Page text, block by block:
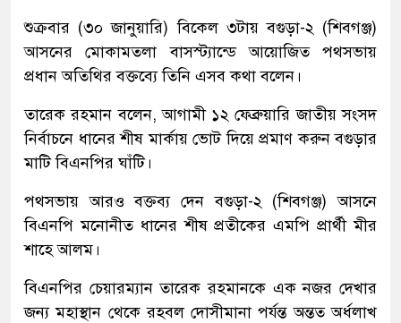
শুক্রবার (৩০ জানুয়ারি) বিকেল ৩টায় বগুড়া-২ (শিবগঞ্জ)
আসনের মোকামতলা বাসস্ট্যান্ডে আয়োজিত পথসভায়
প্রধান অতিথির বক্তব্যে তিনি এসব কথা বলেন।
তারেক রহমান বলেন, আগামী ১২ ফেব্রুয়ারি জাতীয় সংসদ
নির্বাচনে ধানের শীষ মার্কায় ভোট দিয়ে প্রমাণ করুন বগুড়ার
মাটি বিএনপির ঘাঁটি।
পথসভায় আরও বক্তব্য দেন বগুড়া-২ (শিবগঞ্জ) আসনে
বিএনপি মনোনীত ধানের শীষ প্রতীকের এমপি প্রার্থী মীর
শাহে আলম।
বিএনপির চেয়ারম্যান তারেক রহমানকে এক নজর দেখার
জন্য মহাস্থান থেকে রহবল দোসীমানা পর্যন্ত অন্তত অর্ধলাখ